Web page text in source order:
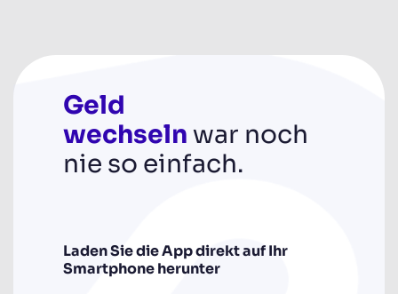
Geld
wechseln war noch
nie so einfach.
Laden Sie die App direkt auf Ihr
Smartphone herunter